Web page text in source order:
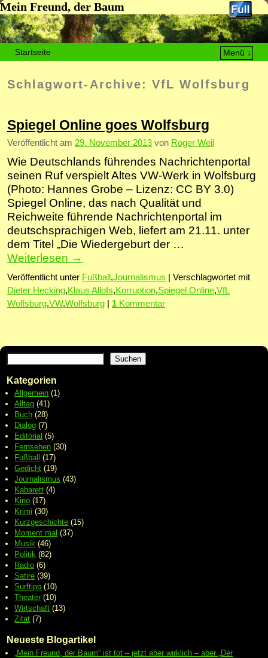
Mein Freund, der Baum
Startseite
Menü ↓
Schlagwort-Archive: VfL Wolfsburg
Spiegel Online goes Wolfsburg
Veröffentlicht am 29. November 2013 von Roger Weil
Wie Deutschlands führendes Nachrichtenportal
seinen Ruf verspielt Altes VW-Werk in Wolfsburg
(Photo: Hannes Grobe – Lizenz: CC BY 3.0)
Spiegel Online, das nach Qualität und
Reichweite führende Nachrichtenportal im
deutschsprachigen Web, liefert am 21.11. unter
dem Titel „Die Wiedergeburt der …
Weiterlesen →
Veröffentlicht unter Fußball ,Journalismus
Verschlagwortet mit
Dieter Hecking,Klaus Allofs,Korruption,Spiegel Online,VfL
Wolfsburg,VW,Wolfsburg 1 Kommentar
Suchen
Kategorien
Allgemein (1)
Alltag (41)
Buch (28)
Dialog (7)
Editorial (5)
Fernsehen (30)
Fußball (17)
Gedicht (19)
Journalismus (43)
Kabarett (4)
Kino (17)
Krimi (30)
Kurzgeschichte (15)
Moment mal (37)
Musik (46)
Politik (82)
Radio (6)
Satire (39)
Surftipp (10)
Theater (10)
Wirtschaft (13)
Zitat (7)
Neueste Blogartikel
„Mein Freund, der Baum“ ist tot – jetzt aber wirklich – aber „Der